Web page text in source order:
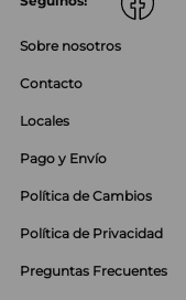
Sobre nosotros
Contacto
Locales
Pago y Envío
Política de Cambios
Política de Privacidad
Preguntas Frecuentes